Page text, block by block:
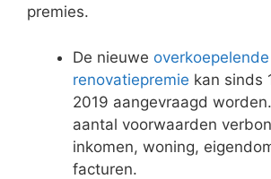
premies.
De nieuwe overkoepelende
renovatiepremie kan sinds
2019 aangevraagd
aantal voorwaarden
inkomen, woning,
facturen.